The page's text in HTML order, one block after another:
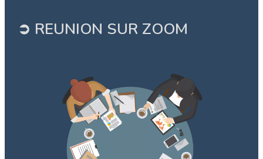
➲ REUNION SUR ZOOM